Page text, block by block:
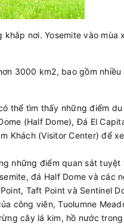
nơi. Yosemite vào mùa
3000 km2, bao gồm nhiều
thể tìm thấy những điểm du
(Half Dome), Đá El
Khách (Visitor Center) để
những điểm quan sát tuyệt
đá Half Dome và các
Taft Point và Sentinel
công viên, Tuolumne
cây lá kim, hồ nước